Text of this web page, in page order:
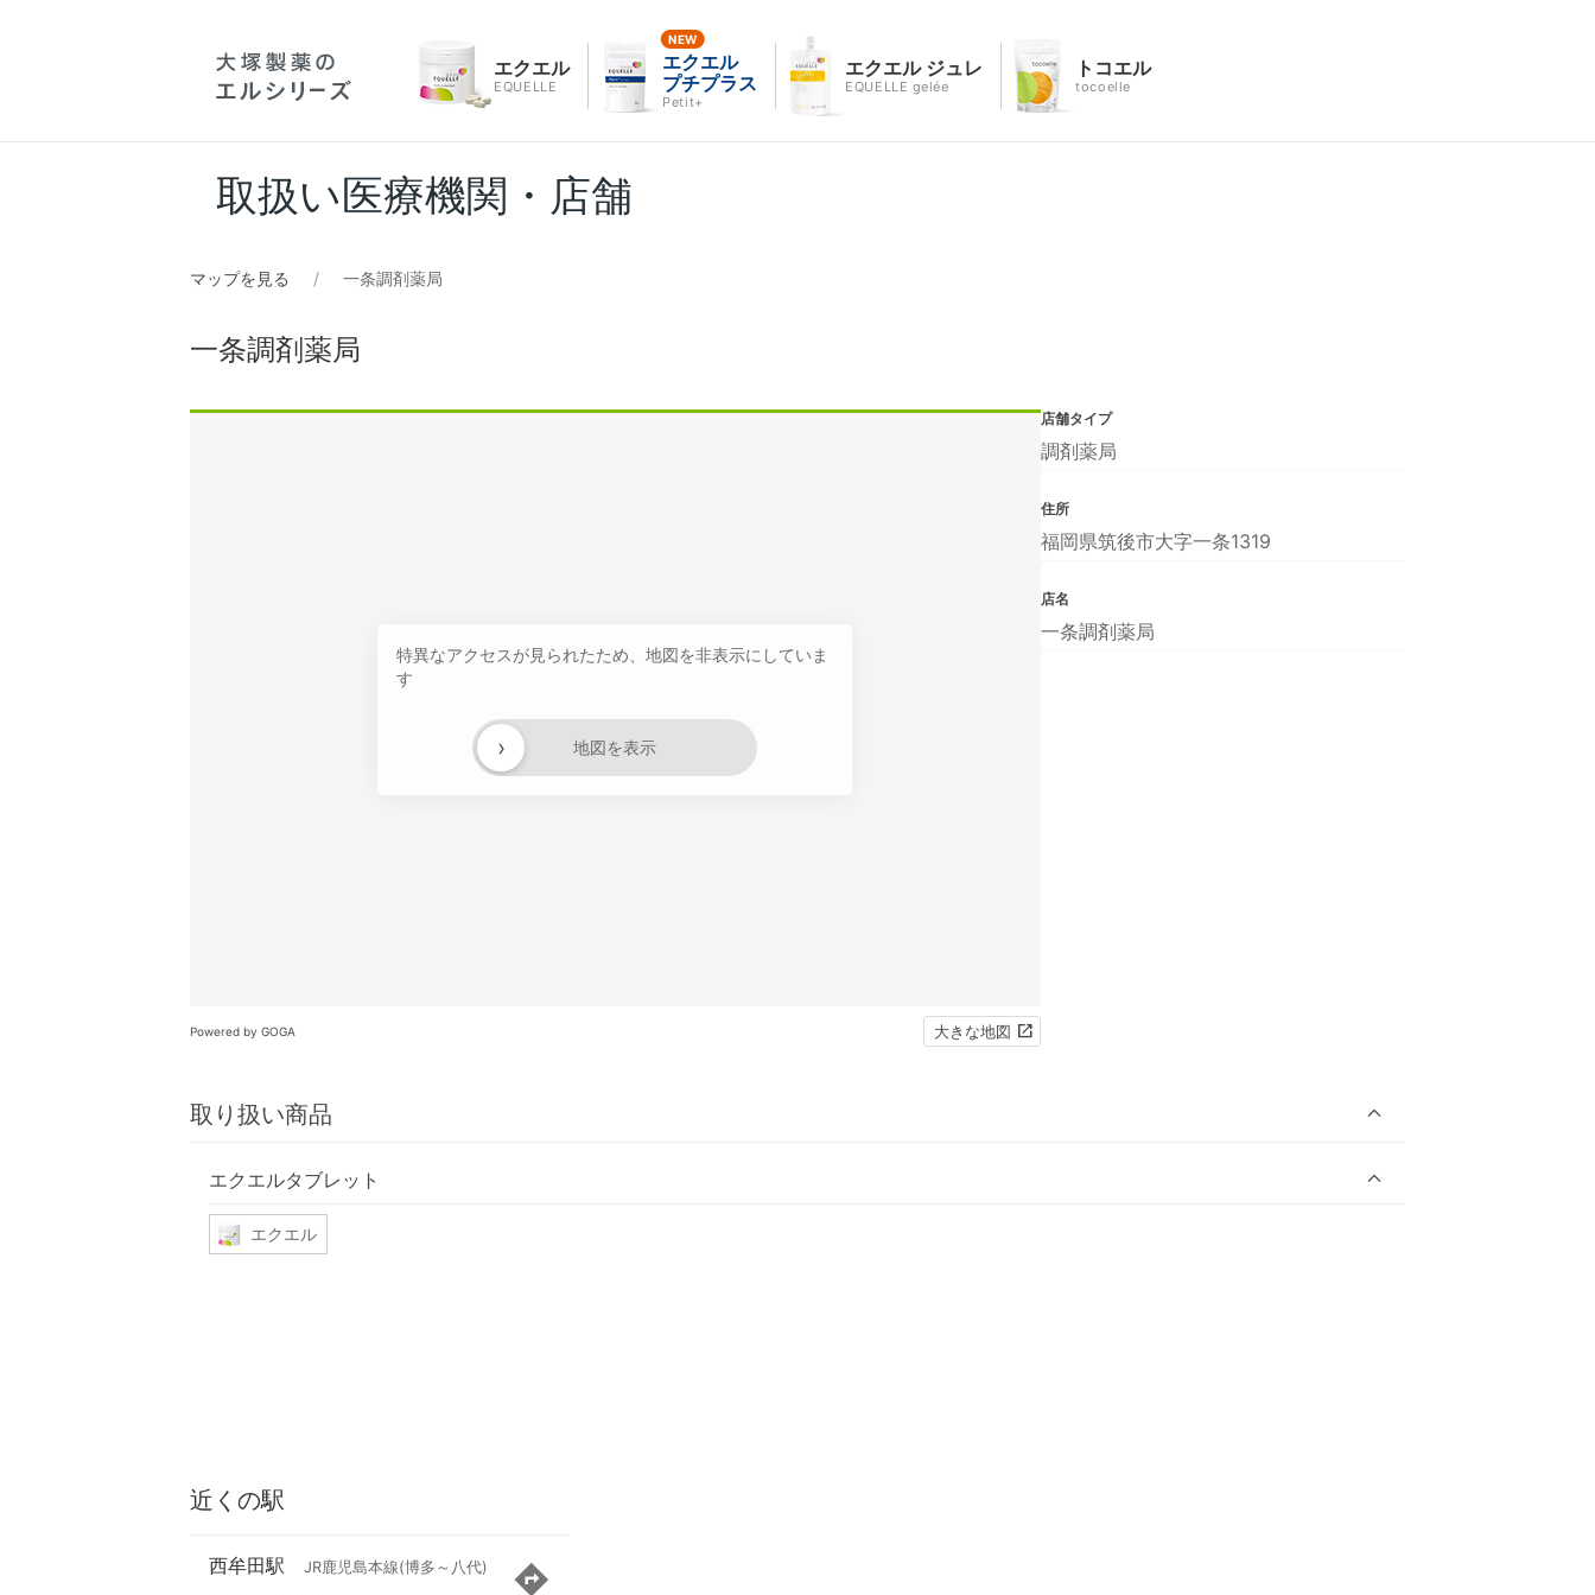
エクエル
EQUELLE
エクエル
プチプラス
Petit+
エクエル ジュレ
EQUELLE gelée
トコエル
tocoelle
取扱い医療機関・店舗
マップを見る 一条調剤薬局
一条調剤薬局
特異なアクセスが見られたため、地図を非表示にしていま
す
地図を表示
›
Powered by GOGA 大きな地図
取り扱い商品
エクエルタブレット
エクエル
店舗タイプ
調剤薬局
住所
福岡県筑後市大字一条1319
店名
一条調剤薬局
近くの駅
西牟田駅 JR鹿児島本線(博多～八代)